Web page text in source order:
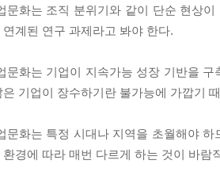
문화는 조직 분위기와 같이 단순 현상
연계된 연구 과제라고 봐야 한다.
문화는 기업이 지속가능 성장 기반을
은 기업이 장수하기란 불가능에 가깝기
문화는 특정 시대나 지역을 초월해야
경에 따라 매번 다르게 하는 것이 바람